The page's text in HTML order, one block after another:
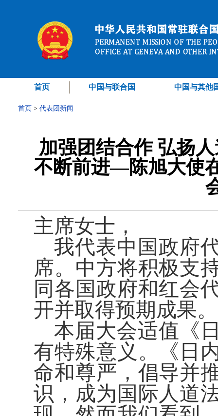
首页 中国与联合国 中国与其他
首页 > 代表团新闻
加强团结合作 弘扬
不断前进—陈旭大使
主席女士，
我代表中国政府
席。中方将积极支
同各国政府和红会
开并取得预期成果。
本届大会适值《
有特殊意义。《日
命和尊严，倡导并
识，成为国际人道